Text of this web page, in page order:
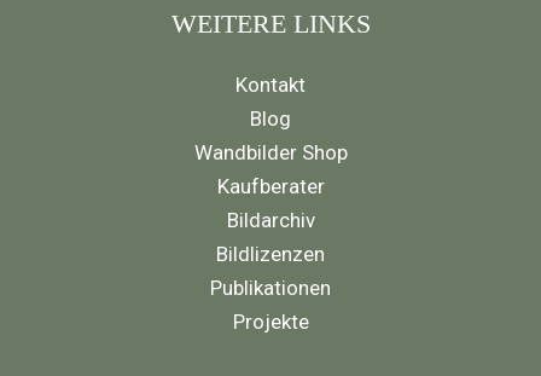
WEITERE LINKS
Kontakt
Blog
Wandbilder Shop
Kaufberater
Bildarchiv
Bildlizenzen
Publikationen
Projekte